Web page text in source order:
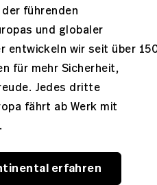
führenden
und globaler
entwickeln wir seit über
für mehr Sicherheit,
Jedes dritte
fährt ab Werk mit
erfahren